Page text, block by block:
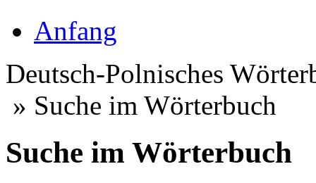
Anfang
Deutsch-Polnisches
» Suche im Wörterbuch
Suche im Wörterbuch